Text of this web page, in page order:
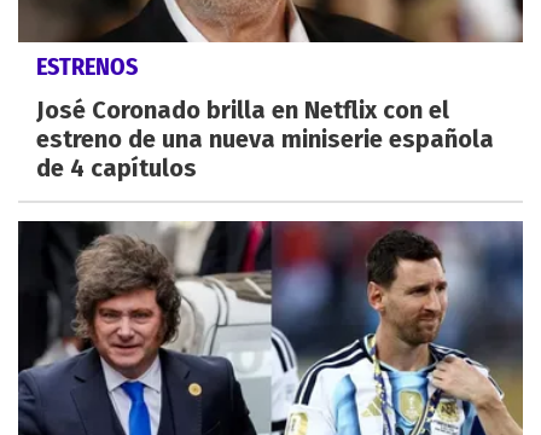
ESTRENOS
José Coronado brilla en Netflix con el
estreno de una nueva miniserie española
de 4 capítulos